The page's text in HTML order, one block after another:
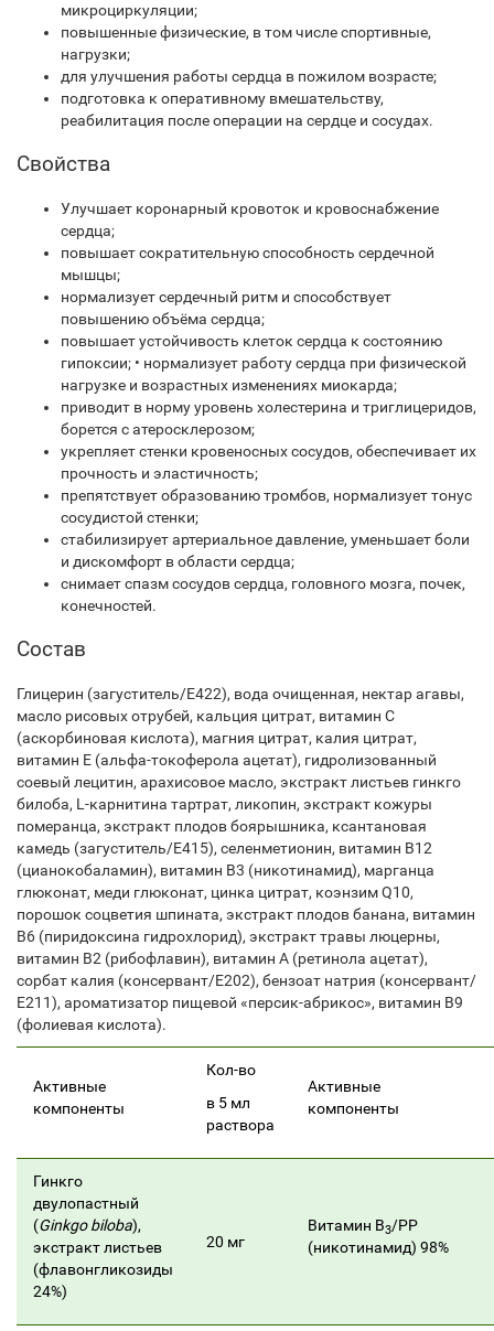
микроциркуляции;
повышенные физические, в том числе спортивные,
нагрузки;
для улучшения работы сердца в пожилом возрасте;
подготовка к оперативному вмешательству,
реабилитация после операции на сердце и сосудах.
Свойства
Улучшает коронарный кровоток и кровоснабжение
сердца;
повышает сократительную способность сердечной
мышцы;
нормализует сердечный ритм и способствует
повышению объёма сердца;
повышает устойчивость клеток сердца к состоянию
гипоксии; • нормализует работу сердца при физической
нагрузке и возрастных изменениях миокарда;
приводит в норму уровень холестерина и триглицеридов,
борется с атеросклерозом;
укрепляет стенки кровеносных сосудов, обеспечивает их
прочность и эластичность;
препятствует образованию тромбов, нормализует тонус
сосудистой стенки;
стабилизирует артериальное давление, уменьшает боли
и дискомфорт в области сердца;
снимает спазм сосудов сердца, головного мозга, почек,
конечностей.
Состав
Глицерин (загуститель/Е422), вода очищенная, нектар агавы,
масло рисовых отрубей, кальция цитрат, витамин С
(аскорбиновая кислота), магния цитрат, калия цитрат,
витамин Е (альфа-токоферола ацетат), гидролизованный
соевый лецитин, арахисовое масло, экстракт листьев гинкго
билоба, L-карнитина тартрат, ликопин, экстракт кожуры
померанца, экстракт плодов боярышника, ксантановая
камедь (загуститель/Е415), селенметионин, витамин В12
(цианокобаламин), витамин В3 (никотинамид), марганца
глюконат, меди глюконат, цинка цитрат, коэнзим Q10,
порошок соцветия шпината, экстракт плодов банана, витамин
В6 (пиридоксина гидрохлорид), экстракт травы люцерны,
витамин В2 (рибофлавин), витамин А (ретинола ацетат),
сорбат калия (консервант/Е202), бензоат натрия (консервант/
Е211), ароматизатор пищевой «персик-абрикос», витамин В9
(фолиевая кислота).
Активные
компоненты
Кол-во
в 5 мл
раствора
Активные
компоненты
Гинкго
двулопастный
(Ginkgo biloba),
экстракт листьев
(флавонгликозиды
24%)
20 мг
Витамин В3/PP
(никотинамид) 98%